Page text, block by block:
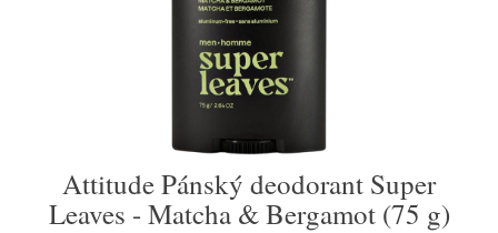
Attitude Pánský deodorant Super
Leaves - Matcha & Bergamot (75 g)